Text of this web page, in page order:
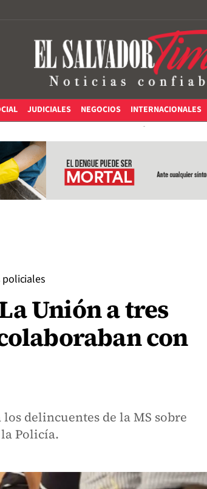
JUDICIALES NEGOCIOS INTERNACIONALES
Unión a tres
con
delincuentes de la MS sobre
Policía.